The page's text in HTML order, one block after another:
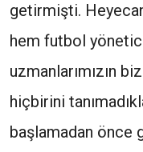
getirmişti.
hem futbol
uzmanlarımızın
hiçbirini
başlamadan önce